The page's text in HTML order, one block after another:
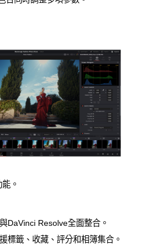
。
DaVinci Resolve全面整合。
標籤、收藏、評分和相簿集合。